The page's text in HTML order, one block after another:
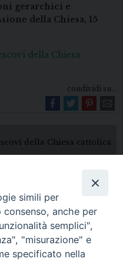
gerarchici e
della Chiesa, 15
della Chiesa
condividi su...
della Chiesa cattolica
Venosa
simili per
anche per
semplici",
"misurazione" e
specificato nella